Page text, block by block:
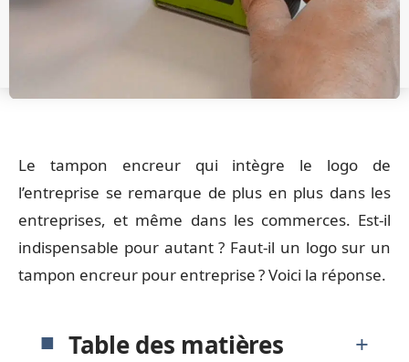
Le tampon encreur qui intègre le logo de
l’entreprise se remarque de plus en plus dans les
entreprises, et même dans les commerces. Est-il
indispensable pour autant ? Faut-il un logo sur un
tampon encreur pour entreprise ? Voici la réponse.
Table des matières